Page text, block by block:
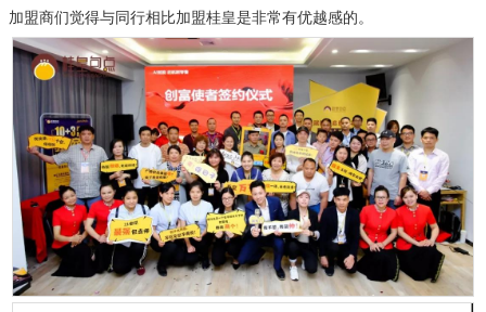
加盟商们觉得与同行相比加盟桂皇是非常有优越感的。